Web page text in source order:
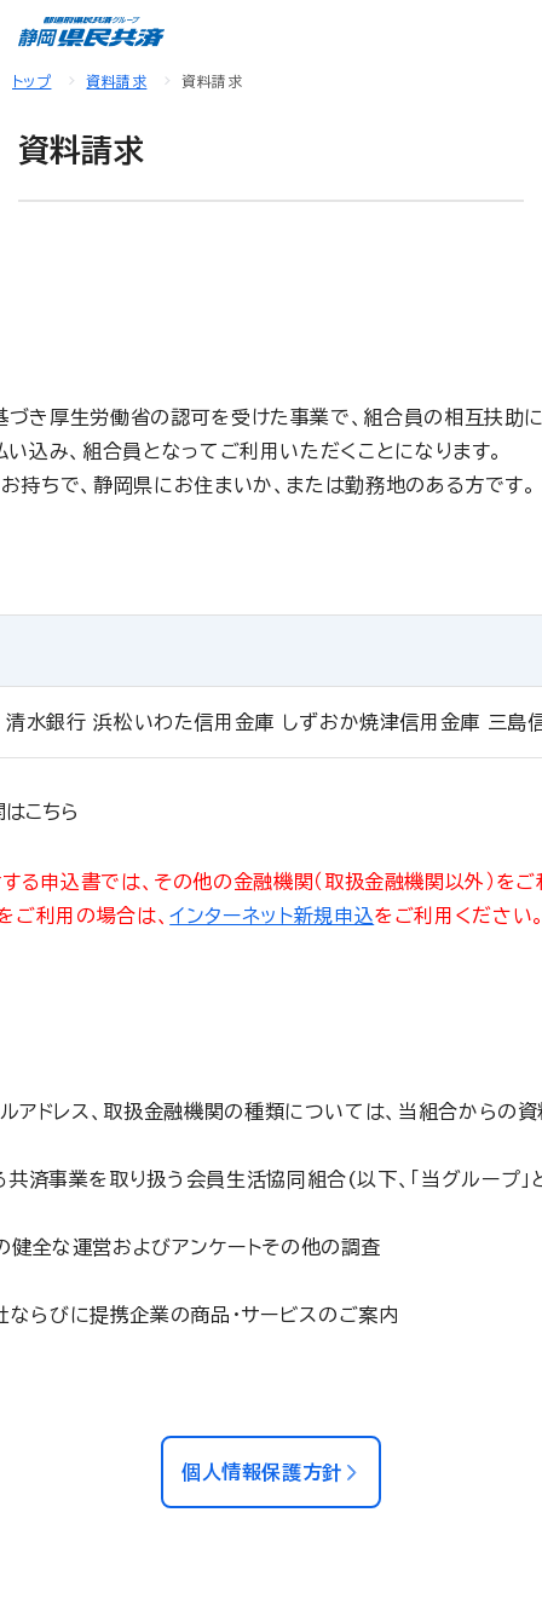
トップ 資料請求 資料請求
資料請求
き厚生労働省の認可を受けた事業で、組合員の相互扶助
み、組合員となってご利用いただくことになります。
ちで、静岡県にお住まいか、または勤務地のある方です。
水銀行 浜松いわた信用金庫 しずおか焼津信用金庫 三島
こちら
る申込書では、その他の金融機関（取扱金融機関以外）をご
利用の場合は、インターネット新規申込をご利用ください
アドレス、取扱金融機関の種類については、当組合からの
事業を取り扱う会員生活協同組合(以下、「当グループ
健全な運営およびアンケートその他の調査
らびに提携企業の商品・サービスのご案内
個人情報保護方針